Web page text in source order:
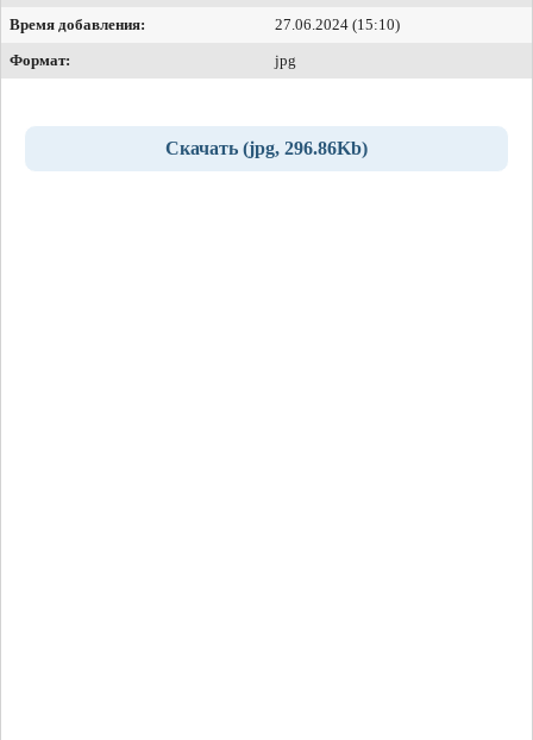
Время добавления:
27.06.2024 (15:10)
Формат:
jpg
Скачать (jpg, 296.86Kb)